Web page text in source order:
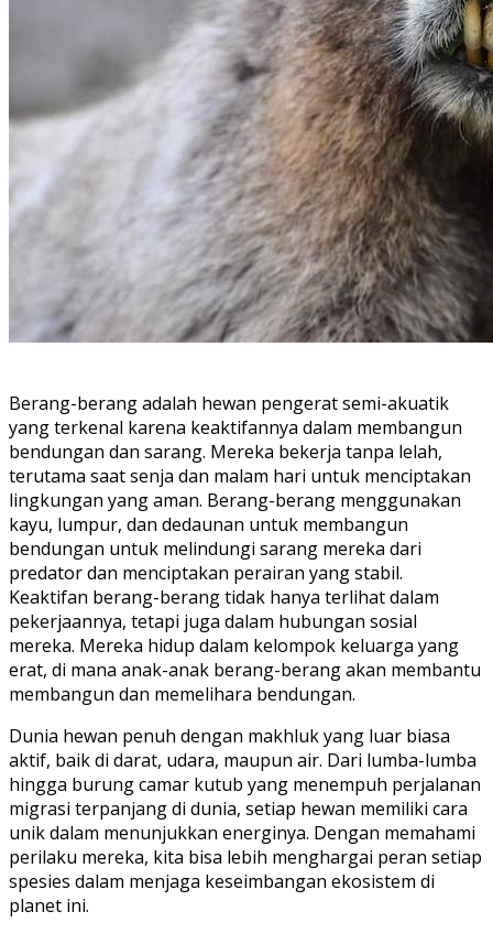
Berang-berang adalah hewan pengerat semi-akuatik
yang terkenal karena keaktifannya dalam membangun
bendungan dan sarang. Mereka bekerja tanpa lelah,
terutama saat senja dan malam hari untuk menciptakan
lingkungan yang aman. Berang-berang menggunakan
kayu, lumpur, dan dedaunan untuk membangun
bendungan untuk melindungi sarang mereka dari
predator dan menciptakan perairan yang stabil.
Keaktifan berang-berang tidak hanya terlihat dalam
pekerjaannya, tetapi juga dalam hubungan sosial
mereka. Mereka hidup dalam kelompok keluarga yang
erat, di mana anak-anak berang-berang akan membantu
membangun dan memelihara bendungan.
Dunia hewan penuh dengan makhluk yang luar biasa
aktif, baik di darat, udara, maupun air. Dari lumba-lumba
hingga burung camar kutub yang menempuh perjalanan
migrasi terpanjang di dunia, setiap hewan memiliki cara
unik dalam menunjukkan energinya. Dengan memahami
perilaku mereka, kita bisa lebih menghargai peran setiap
spesies dalam menjaga keseimbangan ekosistem di
planet ini.